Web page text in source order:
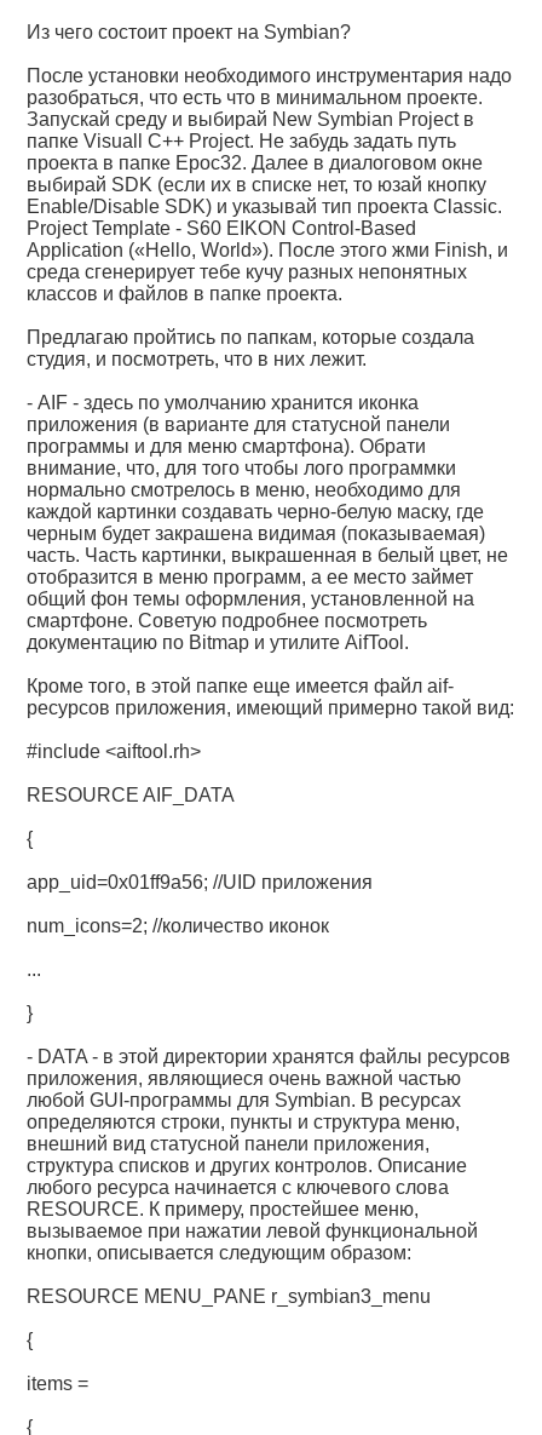
Из чего состоит проект на Symbian?
После установки необходимого инструментария надо
разобраться, что есть что в минимальном проекте.
Запускай среду и выбирай New Symbian Project в
папке Visuall C++ Project. Не забудь задать путь
проекта в папке Epoc32. Далее в диалоговом окне
выбирай SDK (если их в списке нет, то юзай кнопку
Enable/Disable SDK) и указывай тип проекта Classic.
Project Template - S60 EIKON Control-Based
Application («Hello, World»). После этого жми Finish, и
среда сгенерирует тебе кучу разных непонятных
классов и файлов в папке проекта.
Предлагаю пройтись по папкам, которые создала
студия, и посмотреть, что в них лежит.
- AIF - здесь по умолчанию хранится иконка
приложения (в варианте для статусной панели
программы и для меню смартфона). Обрати
внимание, что, для того чтобы лого программки
нормально смотрелось в меню, необходимо для
каждой картинки создавать черно-белую маску, где
черным будет закрашена видимая (показываемая)
часть. Часть картинки, выкрашенная в белый цвет, не
отобразится в меню программ, а ее место займет
общий фон темы оформления, установленной на
смартфоне. Советую подробнее посмотреть
документацию по Bitmap и утилите AifTool.
Кроме того, в этой папке еще имеется файл aif-
ресурсов приложения, имеющий примерно такой вид:
#include <aiftool.rh>
RESOURCE AIF_DATA
{
app_uid=0x01ff9a56; //UID приложения
num_icons=2; //количество иконок
...
}
- DATA - в этой директории хранятся файлы ресурсов
приложения, являющиеся очень важной частью
любой GUI-программы для Symbian. В ресурсах
определяются строки, пункты и структура меню,
внешний вид статусной панели приложения,
структура списков и других контролов. Описание
любого ресурса начинается с ключевого слова
RESOURCE. К примеру, простейшее меню,
вызываемое при нажатии левой функциональной
кнопки, описывается следующим образом:
RESOURCE MENU_PANE r_symbian3_menu
{
items =
{